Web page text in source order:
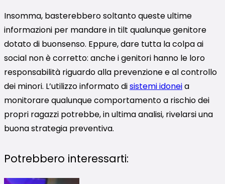
Insomma, basterebbero soltanto queste ultime
informazioni per mandare in tilt qualunque genitore
dotato di buonsenso. Eppure, dare tutta la colpa ai
social non è corretto: anche i genitori hanno le loro
responsabilità riguardo alla prevenzione e al controllo
dei minori. L’utilizzo informato disistemi idoneia
monitorare qualunque comportamento a rischio dei
propri ragazzi potrebbe, in ultima analisi, rivelarsi una
buona strategia preventiva.
Potrebbero interessarti: